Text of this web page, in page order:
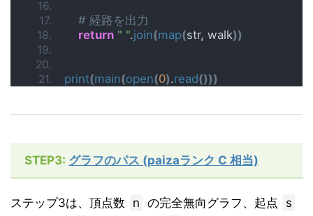
# 経路を出力
return " ".join(map(str, walk))
print(main(open(0).read()))
STEP3: グラフのパス (paizaランク C 相当)
ステップ3は、頂点数 n の完全無向グラフ、起点
s